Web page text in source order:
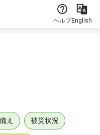
ヘルプEnglish
え 被災状況